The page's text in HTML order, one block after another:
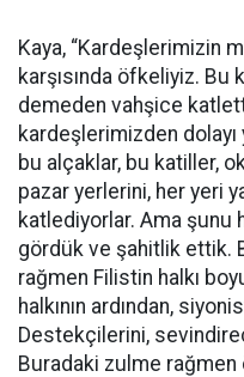
Kaya, “Kardeşlerimizin
karşısında öfkeliyiz.
demeden vahşice
kardeşlerimizden dolayı
bu alçaklar, bu katiller,
pazar yerlerini, her yeri
katlediyorlar. Ama şunu
gördük ve şahitlik ettik.
rağmen Filistin halkı
halkının ardından,
Destekçilerini,
Buradaki zulme rağmen